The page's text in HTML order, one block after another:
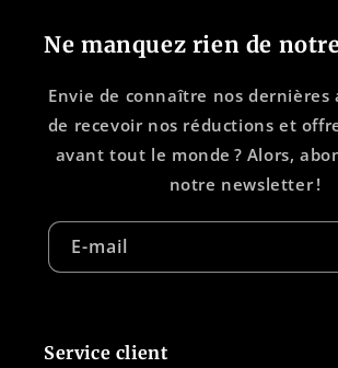
Ne manquez rien de
Envie de connaître nos
de recevoir nos réductions et
avant tout le monde ? Alors,
notre newsletter !
E-mail
Service client